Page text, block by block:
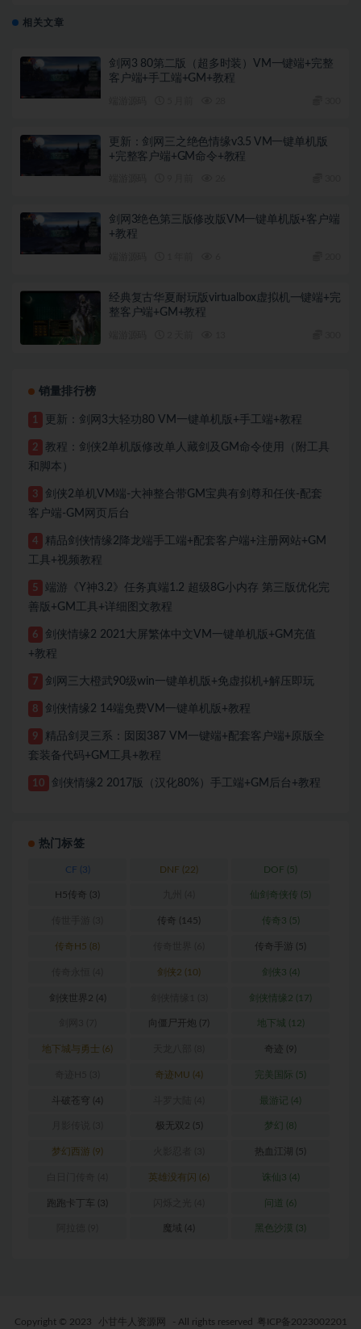
相关文章
剑网3 80第二版（超多时装）VM一键端+完整
客户端+手工端+GM+教程
更新：剑网三之绝色情缘v3.5 VM一键单机版
+完整客户端+GM命令+教程
剑网3绝色第三版修改版VM一键单机版+客户端
+教程
经典复古华夏耐玩版virtualbox虚拟机一键端+完
整客户端+GM+教程
销量排行榜
1 更新：剑网3大轻功80 VM一键单机版+手工端+教程
2
教程：剑侠2单机版修改单人藏剑及GM命令使用（附工具
和脚本）
3
剑侠2单机VM端-大神整合带GM宝典有剑尊和任侠-配套
客户端-GM网页后台
4
精品剑侠情缘2降龙端手工端+配套客户端+注册网站+GM
工具+视频教程
5
端游《Y神3.2》任务真端1.2 超级8G小内存 第三版优化完
善版+GM工具+详细图文教程
6
剑侠情缘2 2021大屏繁体中文VM一键单机版+GM充值
+教程
7 剑网三大橙武90级win一键单机版+免虚拟机+解压即玩
8 剑侠情缘2 14端免费VM一键单机版+教程
9
精品剑灵三系：囡囡387 VM一键端+配套客户端+原版全
套装备代码+GM工具+教程
10 剑侠情缘2 2017版（汉化80%）手工端+GM后台+教程
热门标签
CF (3) DNF (22) DOF (5)
H5传奇 (3) 仙剑奇侠传 (5)
传奇 (145) 传奇3 (5)
传奇H5 (8) 传奇手游 (5)
剑侠2 (10) 剑侠3 (4)
剑侠世界2 (4) 剑侠情缘2 (17)
向僵尸开炮 (7) 地下城 (12)
地下城与勇士 (6) 奇迹 (9)
奇迹MU (4) 完美国际 (5)
斗破苍穹 (4) 最游记 (4)
极无双2 (5) 梦幻 (8)
梦幻西游 (9) 热血江湖 (5)
英雄没有闪 (6) 诛仙3 (4)
跑跑卡丁车 (3) 问道 (6)
魔域 (4) 黑色沙漠 (3)
Copyright © 2023 小甘牛人资源网 - All rights reserved 粤ICP备2023002201